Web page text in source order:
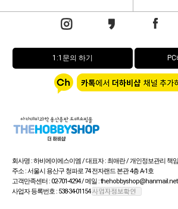
1:1문의 하기
회사명 : 하비에이에스이엠 / 대표자 : 최애란 / 개인정보관리 책
주소 : 서울시 용산구 청파로 74 전자랜드 본관 4층 A-1호
고객만족센터 : 02-701-4294 / 메일 : thehobbyshop@hanmail.net
사업자 등록번호 : 538-34-01154